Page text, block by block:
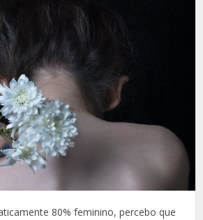
80% feminino, percebo que